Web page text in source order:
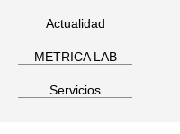
Actualidad
METRICA LAB
Servicios